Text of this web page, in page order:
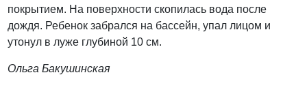
покрытием. На поверхности скопилась вода после
дождя. Ребенок забрался на бассейн, упал лицом и
утонул в луже глубиной 10 см.
Ольга Бакушинская